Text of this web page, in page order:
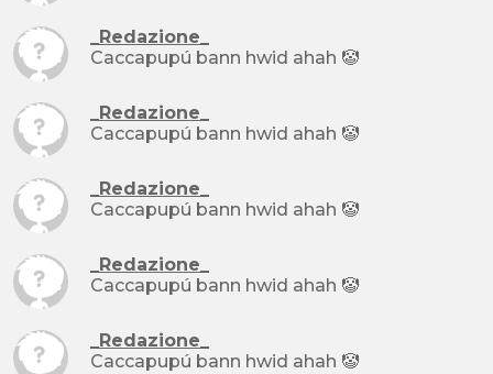
_Redazione_
Caccapupú bann hwid ahah 🤡
_Redazione_
Caccapupú bann hwid ahah 🤡
_Redazione_
Caccapupú bann hwid ahah 🤡
_Redazione_
Caccapupú bann hwid ahah 🤡
_Redazione_
Caccapupú bann hwid ahah 🤡